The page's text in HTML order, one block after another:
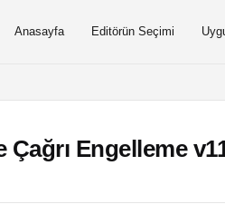
Anasayfa Editörün Seçimi
Engelleme